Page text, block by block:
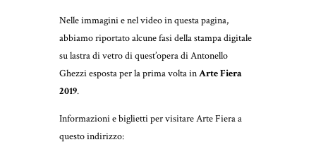
Nelle immagini e nel video in questa pagina,
abbiamo riportato alcune fasi della stampa digitale
su lastra di vetro di quest’opera di Antonello
Ghezzi esposta per la prima volta inArte Fiera
2019.
Informazioni e biglietti per visitare Arte Fiera a
questo indirizzo: